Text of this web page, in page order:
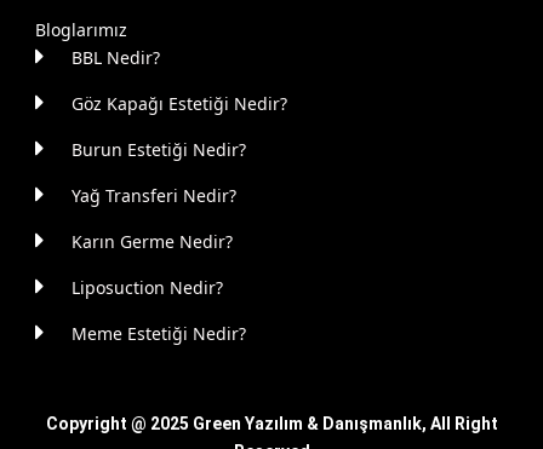
Bloglarımız
BBL Nedir?
Göz Kapağı Estetiği Nedir?
Burun Estetiği Nedir?
Yağ Transferi Nedir?
Karın Germe Nedir?
Liposuction Nedir?
Meme Estetiği Nedir?
Copyright @ 2025 Green Yazılım & Danışmanlık, All Right